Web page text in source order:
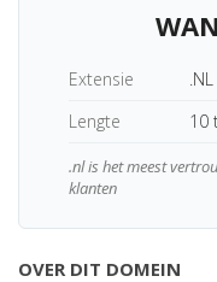
Extensie
.NL
Lengte
10
.nl is het meest
klanten
OVER DIT DOMEIN